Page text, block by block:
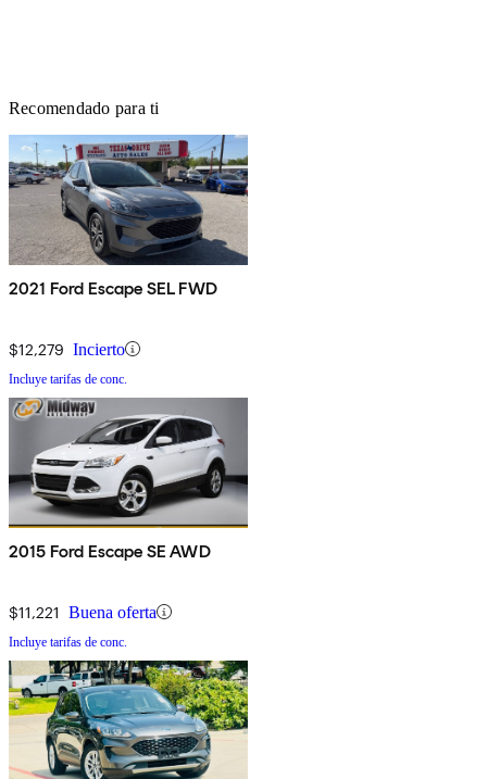
Recomendado para ti
2021 Ford Escape SEL FWD
$12,279 Incierto
Incluye tarifas de conc.
2015 Ford Escape SE AWD
$11,221 Buena oferta
Incluye tarifas de conc.